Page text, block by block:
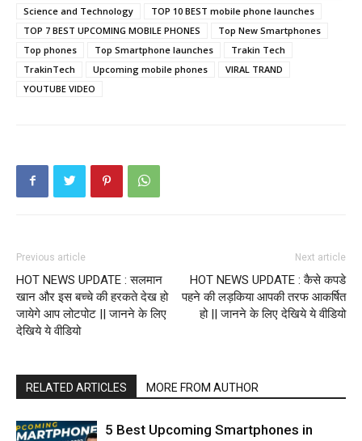
Science and Technology
TOP 10 BEST mobile phone launches
TOP 7 BEST UPCOMING MOBILE PHONES
Top New Smartphones
Top phones
Top Smartphone launches
Trakin Tech
TrakinTech
Upcoming mobile phones
VIRAL TRAND
YOUTUBE VIDEO
Previous article
HOT NEWS UPDATE : सलमान
खान और इस बच्चे की हरकते देख हो
जायेगे आप लोटपोट || जानने के लिए
देखिये ये वीडियो
Next article
HOT NEWS UPDATE : कैसे कपडे
पहने की लड़किया आपकी तरफ आकर्षित
हो || जानने के लिए देखिये ये वीडियो
RELATED ARTICLES MORE FROM AUTHOR
5 Best Upcoming Smartphones in